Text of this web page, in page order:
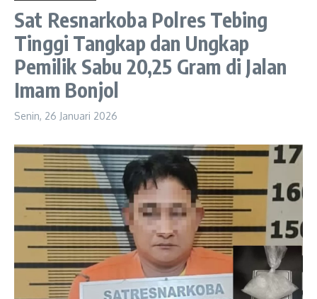
Sat Resnarkoba Polres Tebing
Tinggi Tangkap dan Ungkap
Pemilik Sabu 20,25 Gram di Jalan
Imam Bonjol
Senin, 26 Januari 2026